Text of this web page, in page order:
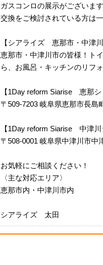
ガスコンロの展示がございます
交換をご検討されている方は
【シアライズ 恵那市・中津
恵那市・中津川市の皆様！ト
ら、お風呂・キッチンのリフ
【1Day reform Siarise 恵那シ
〒509-7203 岐阜県恵那市長島
【1Day reform Siarise 中津川
〒508-0001 岐阜県中津川市中
お気軽にご相談ください！
〈主な対応エリア〉
恵那市内・中津川市内
シアライズ 太田